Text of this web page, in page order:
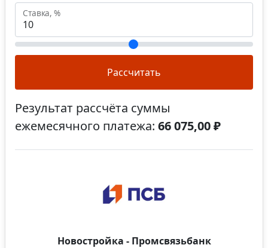
Ставка, %
Рассчитать
Результат рассчёта суммы
ежемесячного платежа: 66 075,00 ₽
Новостройка - Промсвязьбанк